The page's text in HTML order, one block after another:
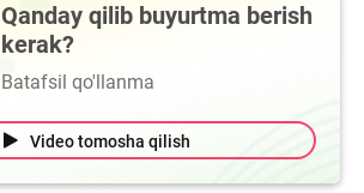
Qanday qilib buyurtma berish
kerak?
Batafsil qo'llanma
Video tomosha qilish